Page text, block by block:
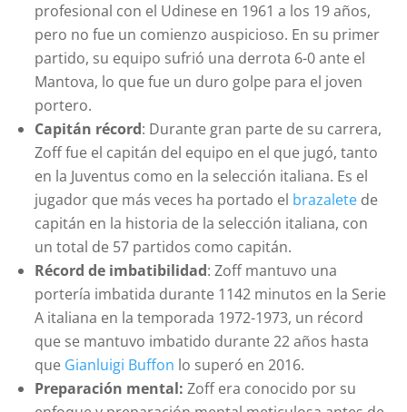
profesional con el Udinese en 1961 a los 19 años,
pero no fue un comienzo auspicioso. En su primer
partido, su equipo sufrió una derrota 6-0 ante el
Mantova, lo que fue un duro golpe para el joven
portero.
Capitán récord: Durante gran parte de su carrera,
Zoff fue el capitán del equipo en el que jugó, tanto
en la Juventus como en la selección italiana. Es el
jugador que más veces ha portado el brazalete de
capitán en la historia de la selección italiana, con
un total de 57 partidos como capitán.
Récord de imbatibilidad: Zoff mantuvo una
portería imbatida durante 1142 minutos en la Serie
A italiana en la temporada 1972-1973, un récord
que se mantuvo imbatido durante 22 años hasta
que Gianluigi Buffon lo superó en 2016.
Preparación mental: Zoff era conocido por su